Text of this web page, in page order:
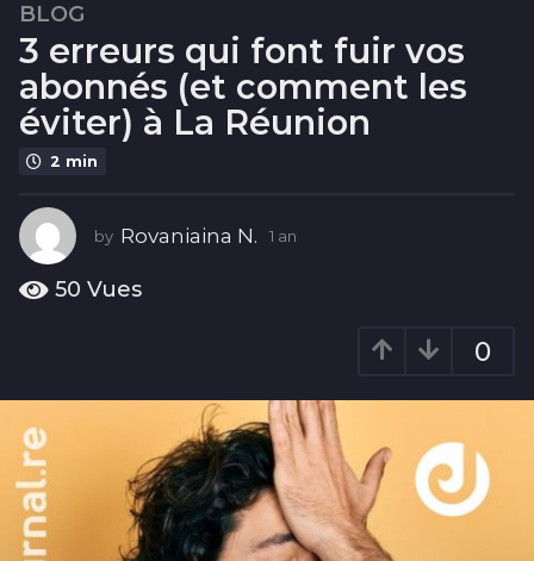
1
a
1
a
n
BLOG
3 erreurs qui font fuir vos
abonnés (et comment les
éviter) à La Réunion
2 min
by Rovaniaina N. 1 an
50 Vues
0